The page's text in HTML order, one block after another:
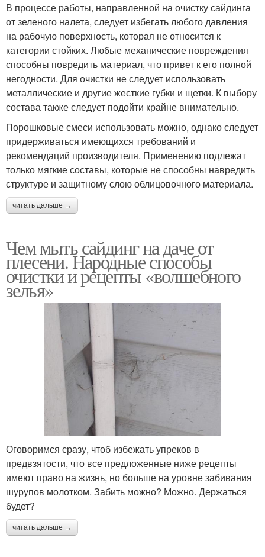
В процессе работы, направленной на очистку сайдинга
от зеленого налета, следует избегать любого давления
на рабочую поверхность, которая не относится к
категории стойких. Любые механические повреждения
способны повредить материал, что привет к его полной
негодности. Для очистки не следует использовать
металлические и другие жесткие губки и щетки. К выбору
состава также следует подойти крайне внимательно.
Порошковые смеси использовать можно, однако следует
придерживаться имеющихся требований и
рекомендаций производителя. Применению подлежат
только мягкие составы, которые не способны навредить
структуре и защитному слою облицовочного материала.
читать дальше →
Чем мыть сайдинг на даче от
плесени. Народные способы
очистки и рецепты «волшебного
зелья»
Оговоримся сразу, чтоб избежать упреков в
предвзятости, что все предложенные ниже рецепты
имеют право на жизнь, но больше на уровне забивания
шурупов молотком. Забить можно? Можно. Держаться
будет?
читать дальше →